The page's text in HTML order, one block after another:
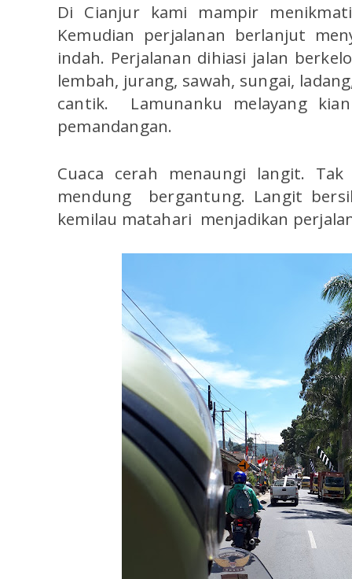
Di Cianjur kami mampir
Kemudian perjalanan berlanjut
indah. Perjalanan dihiasi jalan
lembah, jurang, sawah, sungai,
cantik. Lamunanku melayang
pemandangan.
Cuaca cerah menaungi langit.
mendung bergantung. Langit
kemilau matahari menjadikan